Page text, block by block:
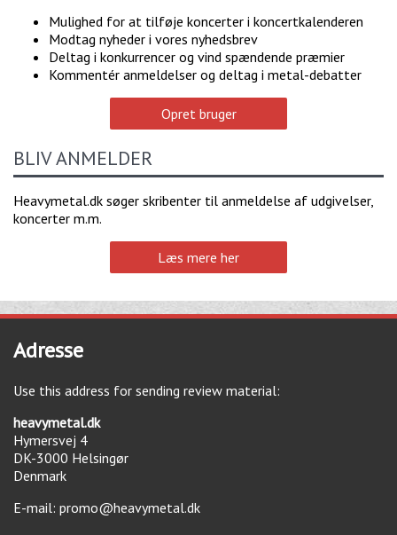
Mulighed for at tilføje koncerter i koncertkalenderen
Modtag nyheder i vores nyhedsbrev
Deltag i konkurrencer og vind spændende præmier
Kommentér anmeldelser og deltag i metal-debatter
Opret bruger
BLIV ANMELDER
Heavymetal.dk søger skribenter til anmeldelse af udgivelser,
koncerter m.m.
Læs mere her
Adresse
Use this address for sending review material:
heavymetal.dk
Hymersvej 4
DK-3000 Helsingør
Denmark
E-mail: promo@heavymetal.dk